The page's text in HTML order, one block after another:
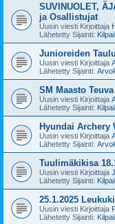
SUVINUOLET,
ja Osallistujat
Uusin viesti Kirjoittaja
Lähetetty Sijainti:
Junioreiden
Uusin viesti Kirjoittaja
Lähetetty Sijainti:
SM Maasto Teuva
Uusin viesti Kirjoittaja
Lähetetty Sijainti:
Hyundai Archery
Uusin viesti Kirjoittaja
Lähetetty Sijainti:
Tuulimäkikisa
Uusin viesti Kirjoittaja
Lähetetty Sijainti:
25.1.2025
Uusin viesti Kirjoittaja
Lähetetty Sijainti: